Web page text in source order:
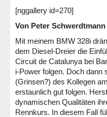
[nggallery id=270]
Von Peter Schwerdtmann
Mit meinem BMW 328i
dem Diesel-Dreier die
Circuit de Catalunya bei
i-Power folgen. Doch dann
(Grinsen?) des Kollegen
erstaunlich gut folgen.
dynamischen Qualitäten
Rennkurs. In diesem Fall